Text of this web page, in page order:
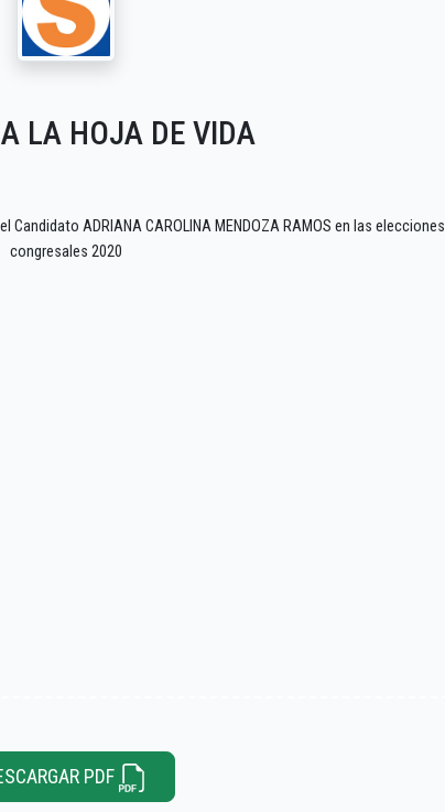
LA HOJA DE VIDA
Candidato ADRIANA CAROLINA MENDOZA RAMOS en las elecciones
congresales 2020
PDF